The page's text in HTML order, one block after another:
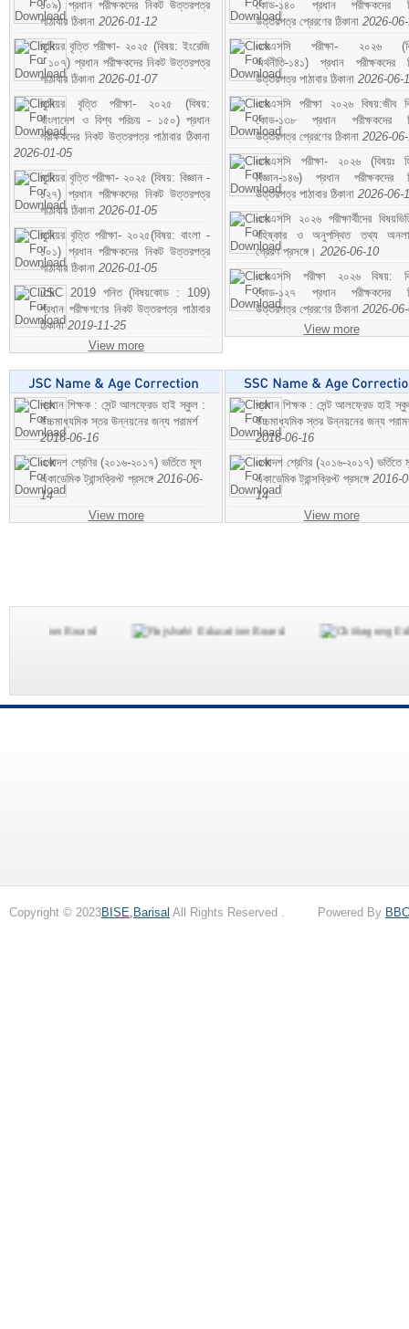
১০৯) প্রধান পরীক্ষকদের নিকট উত্তরপত্র
পাঠাবার ঠিকানা 2026-01-12
জুনিয়র বৃত্তি পরীক্ষা- ২০২৫ (বিষয়: ইংরেজি
- ১০৭) প্রধান পরীক্ষকদের নিকট উত্তরপত্র
পাঠাবার ঠিকানা 2026-01-07
জুনিয়র বৃত্তি পরীক্ষা- ২০২৫ (বিষয়:
বাংলাদেশ ও বিশ্ব পরিচয় - ১৫০) প্রধান
পরীক্ষকদের নিকট উত্তরপত্র পাঠাবার ঠিকানা
2026-01-05
জুনিয়র বৃত্তি পরীক্ষা- ২০২৫ (বিষয়: বিজ্ঞান -
১২৭) প্রধান পরীক্ষকদের নিকট উত্তরপত্র
পাঠাবার ঠিকানা 2026-01-05
জুনিয়র বৃত্তি পরীক্ষা- ২০২৫(বিষয়: বাংলা -
১০১) প্রধান পরীক্ষকদের নিকট উত্তরপত্র
পাঠাবার ঠিকানা 2026-01-05
JSC 2019 গনিত (বিষয়কোড : 109)
প্রধান পরীক্ষগণের নিকট উত্তরপত্র পাঠাবার
ঠিকানা2019-11-25
View more
কোড-১৪০ প্রধান পরীক্ষকদের
উত্তরপত্র প্রেরণের ঠিকানা 2026-
এসএসসি পরীক্ষা- ২০২৬
অর্থনীতি-১৪১) প্রধান পরীক্ষকদের
উত্তরপত্র পাঠাবার ঠিকানা 2026-06-
এসএসসি পরীক্ষা ২০২৬ বিষয়:জীব
কোড-১৩৮ প্রধান পরীক্ষকদের
উত্তরপত্র প্রেরণের ঠিকানা 2026-
এসএসসি পরীক্ষা- ২০২৬ (বিষয়ঃ
বিজ্ঞান-১৪৬) প্রধান পরীক্ষকদের
উত্তরপত্র পাঠাবার ঠিকানা 2026-06-
এসএসসি ২০২৬ পরীক্ষার্থীদের
বহিষ্কার ও অনুপস্থিত তথ্য
প্রেরণ প্রসঙ্গে। 2026-06-10
এসএসসি পরীক্ষা ২০২৬ বিষয়:
কোড-১২৭ প্রধান পরীক্ষকদের
উত্তরপত্র প্রেরণের ঠিকানা 2026-
View more
প্রধান শিক্ষক : সেন্ট আলফ্রেড হাই স্কুল :
উচ্চমাধ্যমিক স্তর উন্নয়নের জন্য পরামর্শ
2016-06-16
একাদশ শ্রেণির (২০১৬-২০১৭) ভর্তিতে মূল
একাডেমিক ট্রান্সক্রিপ্ট প্রসঙ্গে 2016-06-
14
View more
প্রধান শিক্ষক : সেন্ট আলফ্রেড হাই
উচ্চমাধ্যমিক স্তর উন্নয়নের জন্য
2016-06-16
একাদশ শ্রেণির (২০১৬-২০১৭) ভর্তিতে
একাডেমিক ট্রান্সক্রিপ্ট প্রসঙ্গে 2016-
14
View more
Copyright © 2023BISE,Barisal All Rights Reserved . Powered By